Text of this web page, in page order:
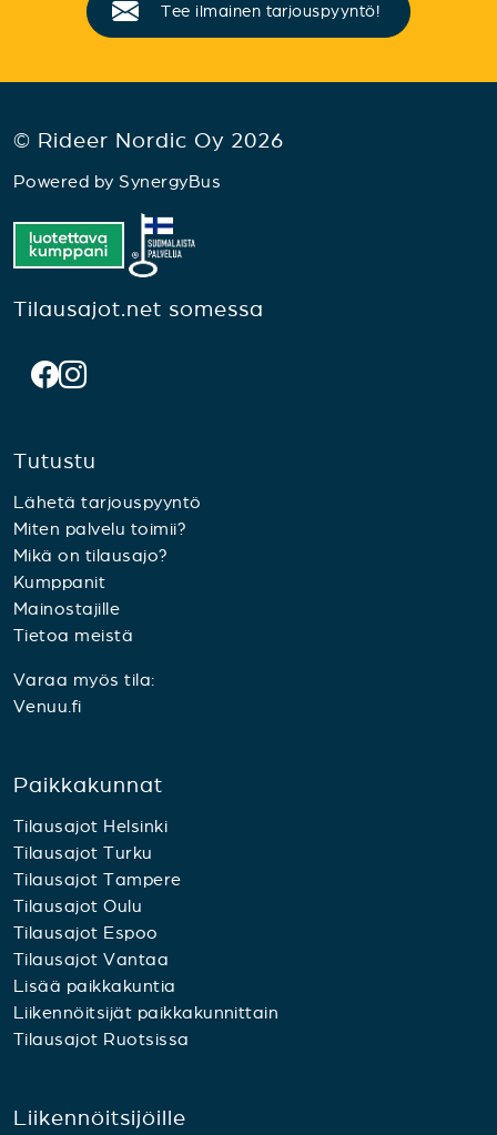
Tee ilmainen tarjouspyyntö!
© Rideer Nordic Oy 2026
Powered by SynergyBus
Tilausajot.net somessa
Tutustu
Lähetä tarjouspyyntö
Miten palvelu toimii?
Mikä on tilausajo?
Kumppanit
Mainostajille
Tietoa meistä
Varaa myös tila:
Venuu.fi
Paikkakunnat
Tilausajot Helsinki
Tilausajot Turku
Tilausajot Tampere
Tilausajot Oulu
Tilausajot Espoo
Tilausajot Vantaa
Lisää paikkakuntia
Liikennöitsijät paikkakunnittain
Tilausajot Ruotsissa
Liikennöitsijöille